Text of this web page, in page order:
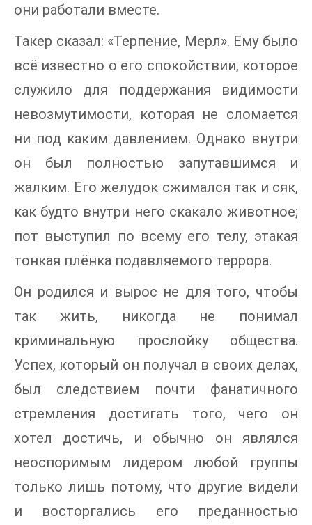
они работали вместе.
Такер сказал: «Терпение, Мерл». Ему было
всё известно о его спокойствии, которое
служило для поддержания видимости
невозмутимости, которая не сломается
ни под каким давлением. Однако внутри
он был полностью запутавшимся и
жалким. Его желудок сжимался так и сяк,
как будто внутри него скакало животное;
пот выступил по всему его телу, этакая
тонкая плёнка подавляемого террора.
Он родился и вырос не для того, чтобы
так жить, никогда не понимал
криминальную прослойку общества.
Успех, который он получал в своих делах,
был следствием почти фанатичного
стремления достигать того, чего он
хотел достичь, и обычно он являлся
неоспоримым лидером любой группы
только лишь потому, что другие видели
и восторгались его преданностью